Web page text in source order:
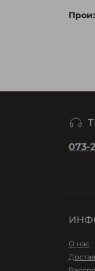
073-
О нас